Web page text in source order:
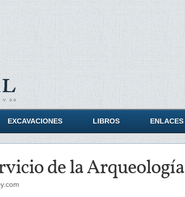
EXCAVACIONES LIBROS ENLACES
de la Arqueología